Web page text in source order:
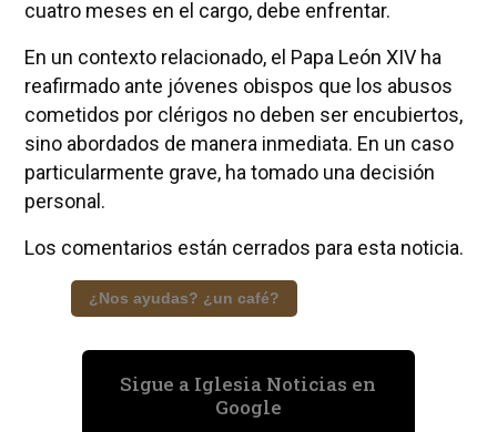
cuatro meses en el cargo, debe enfrentar.
En un contexto relacionado, el Papa León XIV ha
reafirmado ante jóvenes obispos que los abusos
cometidos por clérigos no deben ser encubiertos,
sino abordados de manera inmediata. En un caso
particularmente grave, ha tomado una decisión
personal.
Los comentarios están cerrados para esta noticia.
¿Nos ayudas? ¿un café?
Sigue a Iglesia Noticias en
Google